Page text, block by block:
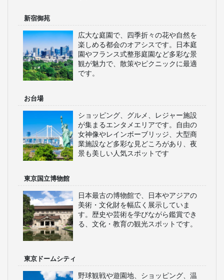
新宿御苑
広大な庭園で、四季折々の花や自然を
楽しめる都会のオアシスです。日本庭
園やフランス式整形庭園など多彩な景
観が魅力で、散策やピクニックに最適
です。
お台場
ショッピング、グルメ、レジャー施設
が集まるエンタメエリアです。自由の
女神像やレインボーブリッジ、大型商
業施設など多彩な見どころがあり、夜
景も美しい人気スポットです
東京国立博物館
日本最古の博物館で、日本やアジアの
美術・文化財を幅広く展示していま
す。歴史や芸術を学びながら鑑賞でき
る、文化・教育の観光スポットです。
東京ドームシティ
野球観戦や遊園地、ショッピング、温